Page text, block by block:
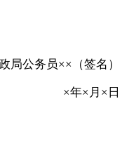
局公务员××（签名）
×年×月×日